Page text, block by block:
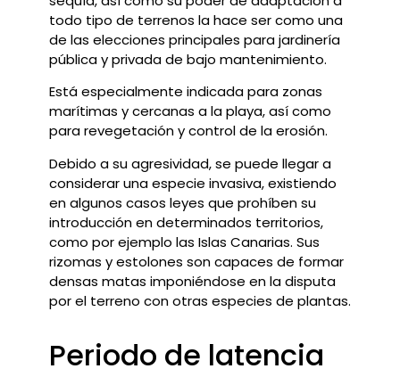
todo tipo de terrenos la hace ser como una
de las elecciones principales para jardinería
pública y privada de bajo mantenimiento.
Está especialmente indicada para zonas
marítimas y cercanas a la playa, así como
para revegetación y control de la erosión.
Debido a su agresividad, se puede llegar a
considerar una especie invasiva, existiendo
en algunos casos leyes que prohíben su
introducción en determinados territorios,
como por ejemplo las Islas Canarias. Sus
rizomas y estolones son capaces de formar
densas matas imponiéndose en la disputa
por el terreno con otras especies de plantas.
Periodo de latencia